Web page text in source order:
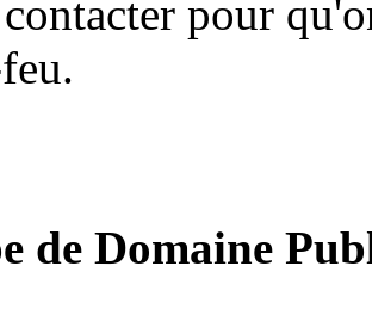
pour
de Domaine